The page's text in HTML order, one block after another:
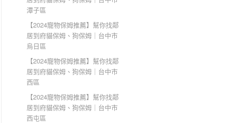
潭子區
【2024寵物保姆推薦】幫你找鄰
居到府貓保姆、狗保姆｜台中市
烏日區
【2024寵物保姆推薦】幫你找鄰
居到府貓保姆、狗保姆｜台中市
西區
【2024寵物保姆推薦】幫你找鄰
居到府貓保姆、狗保姆｜台中市
西屯區